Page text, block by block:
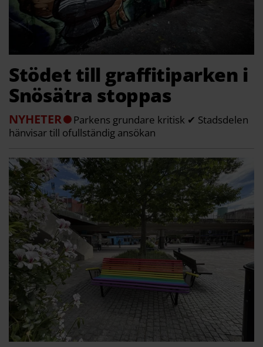
Stödet till graffitiparken i
Snösätra stoppas
NYHETER
Parkens grundare kritisk ✔ Stadsdelen
hänvisar till ofullständig ansökan